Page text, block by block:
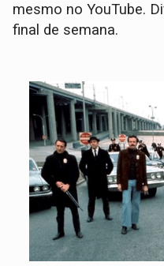
mesmo no YouTube.
final de semana.